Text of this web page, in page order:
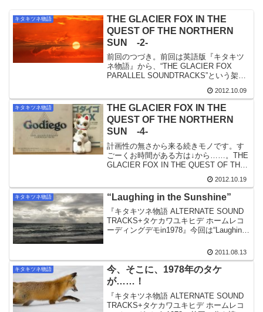
キタキツネ物語
THE GLACIER FOX IN THE
QUEST OF THE NORTHERN
SUN -2-
前回のつづき。前回は英語版『キタキツ
ネ物語』から、“THE GLACIER FOX
PARALLEL SOUNDTRACKS”という架空
ピックは、ズバリ“In the Quest of the
North...
2012.10.09
キタキツネ物語
THE GLACIER FOX IN THE
QUEST OF THE NORTHERN
SUN -4-
計画性の無さから来る続きモノです。す
ごーくお時間がある方は↓から……。THE
GLACIER FOX IN THE QUEST OF THE
2012.10.19
キタキツネ物語 “Laughing in the Sunshine”
『キタキツネ物語 ALTERNATE SOUND
TRACKS+タケカワユキヒデ ホームレコ
ーディングデモin1978』今回は“Laughing
を当ててみたい。絶対英語至上主義だけ
どま...
2011.08.13
キタキツネ物語
今、そこに、1978年のタケ
が……！
『キタキツネ物語 ALTERNATE SOUND
TRACKS+タケカワユキヒデ ホームレコ